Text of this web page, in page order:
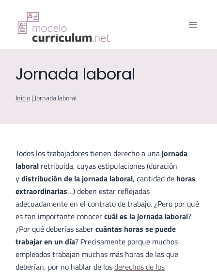
contenido
Jornada laboral
Inicio | Jornada laboral
Todos los trabajadores tienen derecho a una jornada
laboral retribuida, cuyas estipulaciones (duración
ydistribución de la jornada laboral, cantidad de horas
extraordinarias…) deben estar reflejadas
adecuadamente en el contrato de trabajo. ¿Pero por qué
es tan importante conocercuál es la jornada laboral?
¿Por qué deberías sabercuántas horas se puede
trabajar en un día? Precisamente porque muchos
empleados trabajan muchas más horas de las que
deberían, por no hablar de losderechos de los